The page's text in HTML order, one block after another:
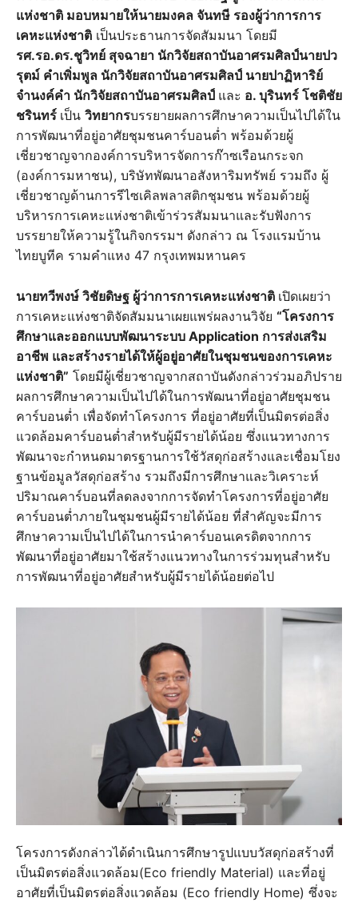
แห่งชาติ มอบหมายให้นายมงคล จันทษี รองผู้ว่าการการ
เคหะแห่งชาติ เป็นประธานการจัดสัมมนา โดยมี
รศ.รอ.ดร.ชูวิทย์ สุจฉายา​ นักวิจัย​สถาบันอาศรมศิลป์นายปว
รุตม์ คําเพิ่มพูล​ นักวิจัย​สถาบันอาศรมศิลป์ นายปาฏิหาริย์​
จำนงค์คำ​ นักวิจัย​สถาบันอาศรมศิลป์ และ อ. บุรินทร์​ โชติชัย
ชรินทร์ เป็น วิทยากรบรรยายผลการศึกษาความเป็นไปได้ใน
การพัฒนาที่อยู่อาศัยชุมชนคาร์บอนต่ำ พร้อมด้วยผู้
เชี่ยวชาญจากองค์การบริหารจัดการก๊าซเรือนกระจก
(องค์การมหาชน), บริษัทพัฒนาอสังหาริมทรัพย์ รวมถึง ผู้
เชี่ยวชาญด้านการรีไซเคิลพลาสติกชุมชน พร้อมด้วยผู้
บริหารการเคหะแห่งชาติเข้าร่วรสัมมนาและรับฟังการ
บรรยายให้ความรู้ในกิจกรรมฯ ดังกล่าว ณ โรงแรมบ้าน
ไทยบูทีค รามคำแหง 47 กรุงเทพมหานคร
นายทวีพงษ์ วิชัยดิษฐ ผู้ว่าการการเคหะแห่งชาติ เปิดเผยว่า
การเคหะแห่งชาติจัดสัมมนาเผยแพร่ผลงานวิจัย “โครงการ
ศึกษาและออกแบบพัฒนาระบบ Application การส่งเสริม
อาชีพ และสร้างรายได้ให้ผู้อยู่อาศัยในชุมชนของการเคหะ
แห่งชาติ” โดยมีผู้เชี่ยวชาญจากสถาบันดังกล่าวร่วมอภิปราย
ผลการศึกษาความเป็นไปได้ในการพัฒนาที่อยู่อาศัยชุมชน
คาร์บอนต่ำ เพื่อจัดทำโครงการ ที่อยู่อาศัยที่เป็นมิตรต่อสิ่ง
แวดล้อมคาร์บอนต่ำสำหรับผู้มีรายได้น้อย ซึ่งแนวทางการ
พัฒนาจะกำหนดมาตรฐานการใช้วัสดุก่อสร้างและเชื่อมโยง
ฐานข้อมูลวัสดุก่อสร้าง รวมถึงมีการศึกษาและวิเคราะห์
ปริมาณคาร์บอนที่ลดลงจากการจัดทำโครงการที่อยู่อาศัย
คาร์บอนต่ำภายในชุมชนผู้มีรายได้น้อย ที่สำคัญจะมีการ
ศึกษาความเป็นไปได้ในการนำคาร์บอนเครดิตจากการ
พัฒนาที่อยู่อาศัยมาใช้สร้างแนวทางในการร่วมทุนสำหรับ
การพัฒนาที่อยู่อาศัยสำหรับผู้มีรายได้น้อยต่อไป
โครงการดังกล่าวได้ดำเนินการศึกษารูปแบบวัสดุก่อสร้างที่
เป็นมิตรต่อสิ่งแวดล้อม(Eco friendly Material) และที่อยู่
อาศัยที่เป็นมิตรต่อสิ่งแวดล้อม (Eco friendly Home) ซึ่งจะ